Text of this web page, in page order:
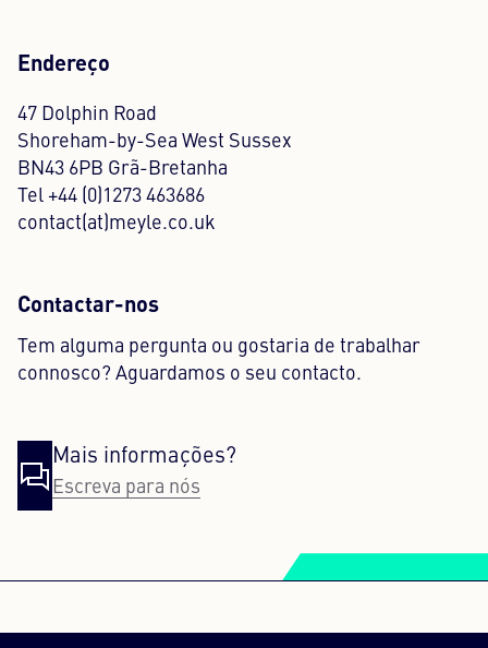
Endereço
47 Dolphin Road
Shoreham-by-Sea West Sussex
BN43 6PB Grã-Bretanha
Tel +44 (0)1273 463686
contact(at)meyle.co.uk
Contactar-nos
Tem alguma pergunta ou gostaria de trabalhar
connosco? Aguardamos o seu contacto.
Mais informações?
Escreva para nós